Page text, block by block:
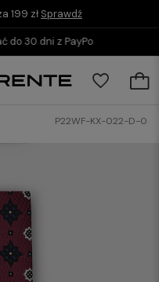
199 zł Sprawdź
dni z PayPo
P22WF-KX-022-D-0